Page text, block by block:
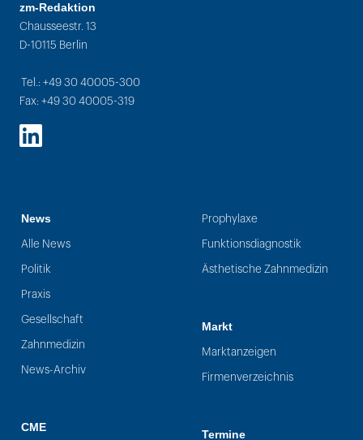
zm-Redaktion
Chausseestr. 13
D-10115 Berlin
Tel.: +49 30 40005-300
Fax: +49 30 40005-319
LinkedIn
News
Alle News
Politik
Praxis
Gesellschaft
Zahnmedizin
News-Archiv
CME
Prophylaxe
Funktionsdiagnostik
Ästhetische Zahnmedizin
Markt
Marktanzeigen
Firmenverzeichnis
Termine